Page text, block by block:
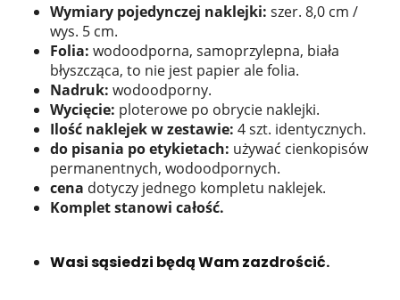
Wymiary pojedynczej naklejki: szer. 8,0 cm /
wys. 5 cm.
Folia: wodoodporna, samoprzylepna, biała
błyszcząca, to nie jest papier ale folia.
Nadruk: wodoodporny.
Wycięcie: ploterowe po obrycie naklejki.
Ilość naklejek w zestawie: 4 szt. identycznych.
do pisania po etykietach: używać cienkopisów
permanentnych, wodoodpornych.
cena dotyczy jednego kompletu naklejek.
Komplet stanowi całość.
Wasi sąsiedzi będą Wam zazdrościć.